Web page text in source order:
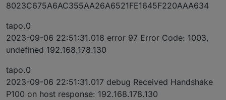
8023C675A6AC355AA26A6521FE1645F220AAA634
tapo.0
2023-09-06 22:51:31.018 error 97 Error Code: 1003,
undefined 192.168.178.130
tapo.0
2023-09-06 22:51:31.017 debug Received Handshake
P100 on host response: 192.168.178.130